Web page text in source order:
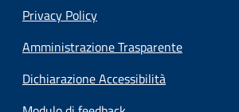
Privacy Policy
Amministrazione Trasparente
Dichiarazione Accessibilità